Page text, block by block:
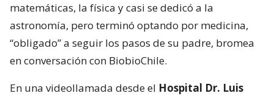
matemáticas, la física y casi se dedicó a la
astronomía, pero terminó optando por medicina,
“obligado” a seguir los pasos de su padre, bromea
en conversación con BiobioChile.
En una videollamada desde el Hospital Dr. Luis